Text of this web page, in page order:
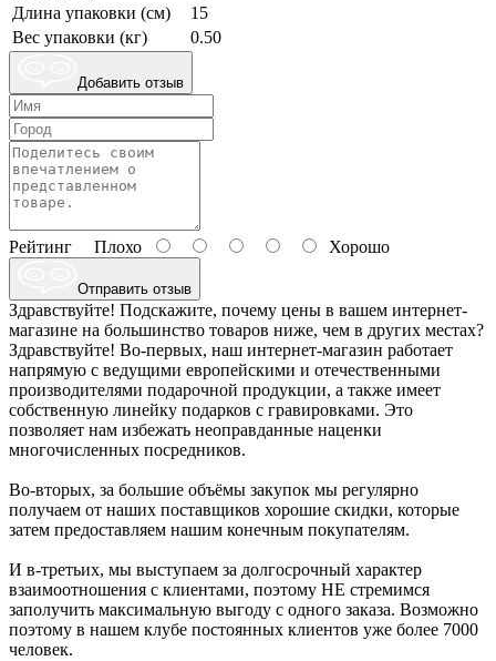
Длина упаковки (см)
15
Вес упаковки (кг)
0.50
Добавить отзыв
Рейтинг Плохо Хорошо
Отправить отзыв
Здравствуйте! Подскажите, почему цены в вашем интернет-
магазине на большинство товаров ниже, чем в других местах?
Здравствуйте! Во-первых, наш интернет-магазин работает
напрямую с ведущими европейскими и отечественными
производителями подарочной продукции, а также имеет
собственную линейку подарков с гравировками. Это
позволяет нам избежать неоправданные наценки
многочисленных посредников.
Во-вторых, за большие объёмы закупок мы регулярно
получаем от наших поставщиков хорошие скидки, которые
затем предоставляем нашим конечным покупателям.
И в-третьих, мы выступаем за долгосрочный характер
взаимоотношения с клиентами, поэтому НЕ стремимся
заполучить максимальную выгоду с одного заказа. Возможно
поэтому в нашем клубе постоянных клиентов уже более 7000
человек.